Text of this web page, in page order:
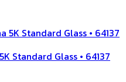
Standard Glass • 64137